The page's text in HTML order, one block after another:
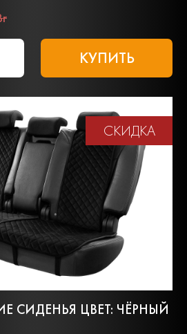
КУПИТЬ
СКИДКА
СИДЕНЬЯ ЦВЕТ: ЧЁРНЫЙ